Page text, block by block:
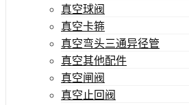
真空球阀
真空卡箍
真空弯头三通异径管
真空其他配件
真空闸阀
真空止回阀